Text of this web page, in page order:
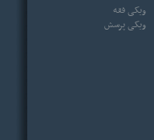
ویکی فقه
ویکی پرسش